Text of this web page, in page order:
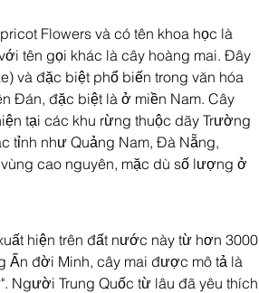
Flowers và có tên khoa học là
tên gọi khác là cây hoàng mai. Đây
và đặc biệt phổ biến trong văn hóa
tại các khu rừng thuộc dãy Trường
tỉnh như Quảng Nam, Đà Nẵng,
cao nguyên, mặc dù số lượng ở
hiện trên đất nước này từ hơn 3000
Ấn đời Minh, cây mai được mô tả là
Người Trung Quốc từ lâu đã yêu thích